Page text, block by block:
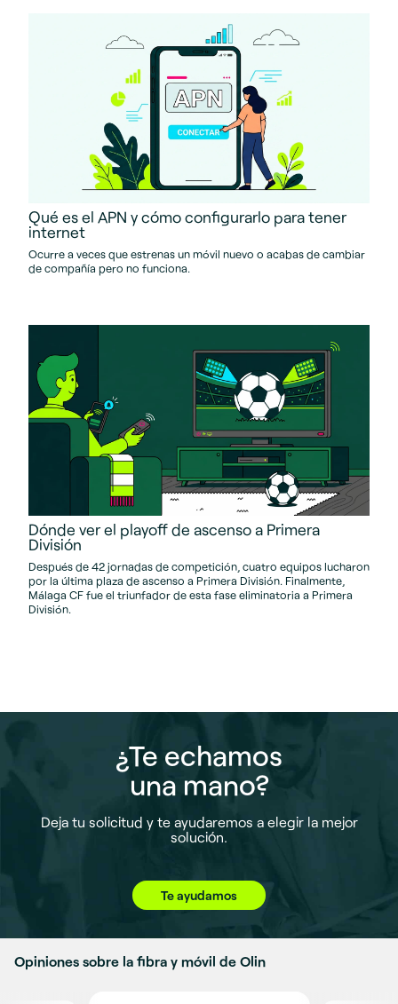
Qué es el APN y cómo configurarlo para tener
internet
Ocurre a veces que estrenas un móvil nuevo o acabas de cambiar
de compañía pero no funciona.
Dónde ver el playoff de ascenso a Primera
División
Después de 42 jornadas de competición, cuatro equipos lucharon
por la última plaza de ascenso a Primera División. Finalmente,
Málaga CF fue el triunfador de esta fase eliminatoria a Primera
División.
¿Te echamos
una mano?
Deja tu solicitud y te ayudaremos a elegir la mejor
solución.
Te ayudamos
Opiniones sobre la fibra y móvil de Olin